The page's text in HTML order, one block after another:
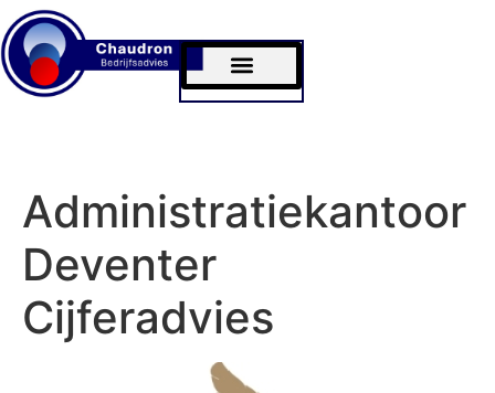
Administratiekantoor
Deventer
Cijferadvies